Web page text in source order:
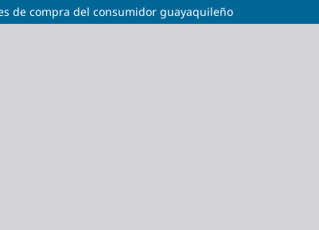
de compra del consumidor guayaquileño